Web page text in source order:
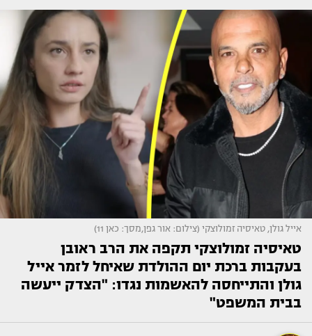
אייל גולן, טאיסיה זמולוצקי (צילום: אור גפן,מסך: כאן 11)
טאיסיה זמולוצקי תקפה את הרב ראובן
בעקבות ברכת יום ההולדת שאיחל לזמר אייל
גולן והתייחסה להאשמות נגדו: "הצדק ייעשה
בבית המשפט"